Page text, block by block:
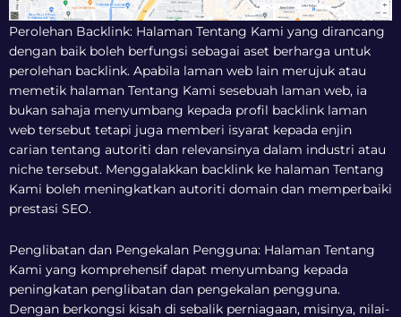
Perolehan Backlink: Halaman Tentang Kami yang dirancang
dengan baik boleh berfungsi sebagai aset berharga untuk
perolehan backlink. Apabila laman web lain merujuk atau
memetik halaman Tentang Kami sesebuah laman web, ia
bukan sahaja menyumbang kepada profil backlink laman
web tersebut tetapi juga memberi isyarat kepada enjin
carian tentang autoriti dan relevansinya dalam industri atau
niche tersebut. Menggalakkan backlink ke halaman Tentang
Kami boleh meningkatkan autoriti domain dan memperbaiki
prestasi SEO.
Penglibatan dan Pengekalan Pengguna: Halaman Tentang
Kami yang komprehensif dapat menyumbang kepada
peningkatan penglibatan dan pengekalan pengguna.
Dengan berkongsi kisah di sebalik perniagaan, misinya, nilai-